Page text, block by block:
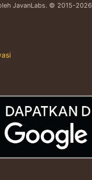
JavanLabs. © 2015-2026